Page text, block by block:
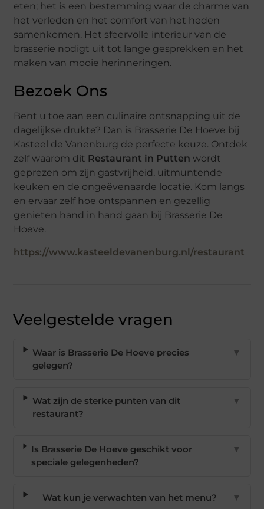
eten; het is een bestemming waar de charme van
het verleden en het comfort van het heden
samenkomen. Het sfeervolle interieur van de
brasserie nodigt uit tot lange gesprekken en het
maken van mooie herinneringen.
Bezoek Ons
Bent u toe aan een culinaire ontsnapping uit de
dagelijkse drukte? Dan is Brasserie De Hoeve bij
Kasteel de Vanenburg de perfecte keuze. Ontdek
zelf waarom dit Restaurant in Putten wordt
geprezen om zijn gastvrijheid, uitmuntende
keuken en de ongeëvenaarde locatie. Kom langs
en ervaar zelf hoe ontspannen en gezellig
genieten hand in hand gaan bij Brasserie De
Hoeve.
https://www.kasteeldevanenburg.nl/restaurant
Veelgestelde vragen
Waar is Brasserie De Hoeve precies
gelegen?
▼
Wat zijn de sterke punten van dit
restaurant?
▼
Is Brasserie De Hoeve geschikt voor
speciale gelegenheden?
▼
Wat kun je verwachten van het menu? ▼